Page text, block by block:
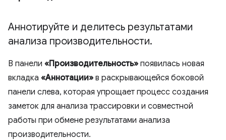
Аннотируйте и делитесь результатами
анализа производительности.
В панели «Производительность» появилась новая
вкладка «Аннотации» в раскрывающейся боковой
панели слева, которая упрощает процесс создания
заметок для анализа трассировки и совместной
работы при обмене результатами анализа
производительности.